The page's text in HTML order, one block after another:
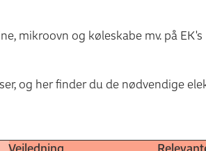
mikroovn og køleskabe mv. på EK's
og her finder du de nødvendige
Vejledning